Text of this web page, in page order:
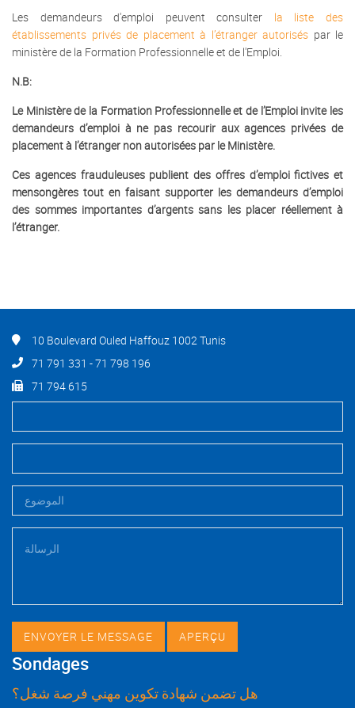
Les demandeurs d'emploi peuvent consulter la liste des
établissements privés de placement à l’étranger autorisés par le
ministère de la Formation Professionnelle et de l'Emploi.
N.B:
Le Ministère de la Formation Professionnelle et de l’Emploi invite les
demandeurs d’emploi à ne pas recourir aux agences privées de
placement à l’étranger non autorisées par le Ministère.
Ces agences frauduleuses publient des offres d’emploi fictives et
mensongères tout en faisant supporter les demandeurs d’emploi
des sommes importantes d’argents sans les placer réellement à
l’étranger.
10 Boulevard Ouled Haffouz 1002 Tunis
71 791 331 - 71 798 196
71 794 615
Sondages
هل تضمن شهادة تكوين مهني فرصة شغل؟